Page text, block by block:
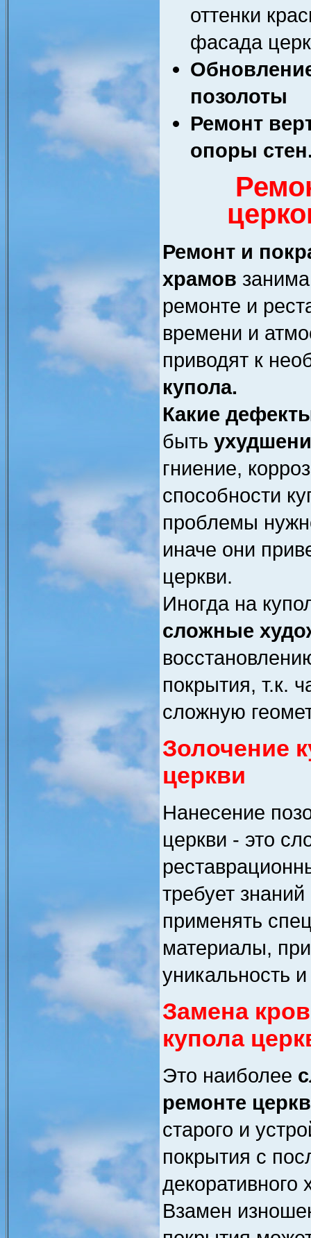
оттенки
фасада
позолоты
Ремонт
опоры
Ремонт и
храмов
ремонте и
времени и
приводят к
купола.
Какие
быть
гниение,
способности
проблемы
иначе они
церкви.
Иногда на
сложные
покрытия, т.к.
сложную
Золочение
церкви
Нанесение
церкви - это
требует
применять
материалы,
уникальность
Замена
купола
Это наиболее
ремонте
старого и
покрытия с
декоративного
Взамен